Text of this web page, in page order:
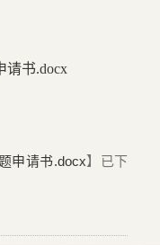
请书.docx
申请书.docx】已下